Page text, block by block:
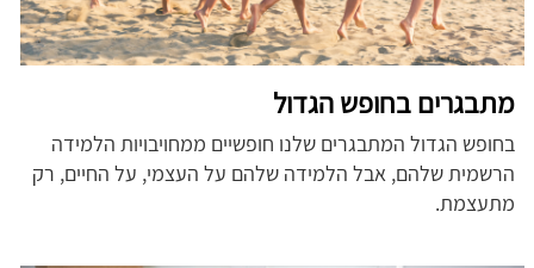
מתבגרים בחופש הגדול
בחופש הגדול המתבגרים שלנו חופשיים ממחויבויות הלמידה
הרשמית שלהם, אבל הלמידה שלהם על העצמי, על החיים, רק
מתעצמת.